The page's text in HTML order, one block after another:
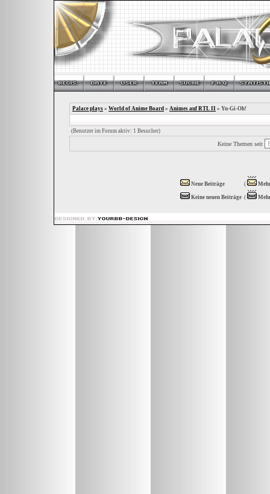
Palace plays » World of Anime Board » Animes auf RTL II » Yu-Gi-Oh!
(Benutzer im Forum aktiv: 1 Besucher)
Keine Themen seit
Neue Beiträge (
Keine neuen Beiträge (